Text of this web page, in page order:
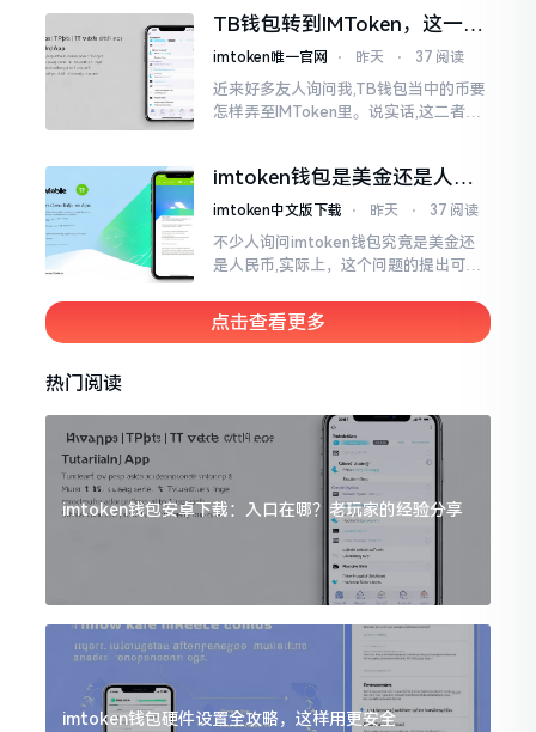
TB钱包转到IMToken，这一步
别走错
imtoken唯一官网 ⋅ 昨天 ⋅ 37 阅读
近来好多友人询问我,TB钱包当中的币要
怎样弄至IMToken里。说实话,这二者皆
就迷糊了
imtoken钱包是美金还是人民
币？其实它是个“多面手”
imtoken中文版下载 ⋅ 昨天 ⋅ 37 阅读
不少人询问imtoken钱包究竟是美金还
是人民币,实际上，这个问题的提出可谓
就不会去发行属于自身的货币,它仅仅是
一个“钱包”而已
点击查看更多
热门阅读
imtoken钱包安卓下载：入口在哪？老玩家的经验分享
imtoken钱包硬件设置全攻略，这样用更安全